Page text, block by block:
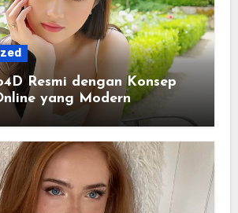
Resmi dengan Konsep
yang Modern